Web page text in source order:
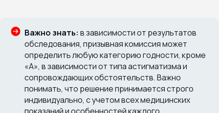
Важно знать: в зависимости от результатов
обследования, призывная комиссия может
определить любую категорию годности, кроме
«А», в зависимости от типа астигматизма и
сопровождающих обстоятельств. Важно
понимать, что решение принимается строго
индивидуально, с учетом всех медицинских
показаний и особенностей каждого